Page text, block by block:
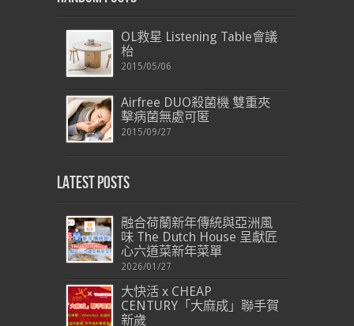
OL救星 Listening Table會議
枱
2015/05/06
Airfree DUO殺菌機 雙重夾
擊病菌無處可匿
2015/09/27
Latest Posts
融合荷蘭新年傳統與亞洲風
味 The Dutch House 呈獻匠
心六道菜新年菜單
2026/01/27
大快活 x CHEAP
CENTURY「大麻成」聯手賀
新歲